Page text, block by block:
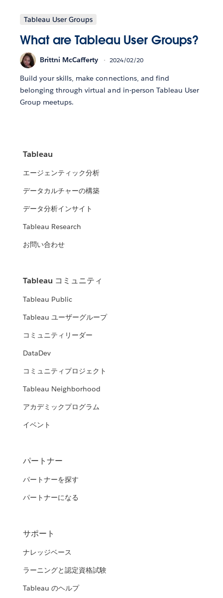
Tableau User Groups
What are Tableau User Groups?
Brittni McCafferty 2024/02/20
Build your skills, make connections, and find
belonging through virtual and in-person Tableau User
Group meetups.
Tableau
エージェンティック分析
データカルチャーの構築
データ分析インサイト
Tableau Research
お問い合わせ
Tableau コミュニティ
Tableau Public
Tableau ユーザーグループ
コミュニティリーダー
DataDev
コミュニティプロジェクト
Tableau Neighborhood
アカデミックプログラム
イベント
パートナー
パートナーを探す
パートナーになる
サポート
ナレッジベース
ラーニングと認定資格試験
Tableau のヘルプ